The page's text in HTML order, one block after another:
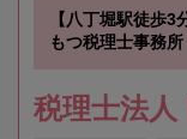
【八丁堀駅徒歩
もつ税理士事務所
税理士法